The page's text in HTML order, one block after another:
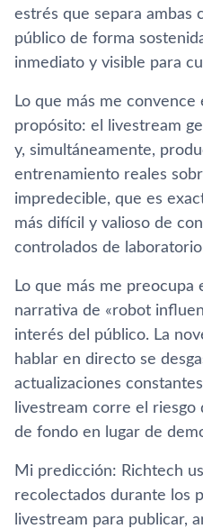
estrés que separa ambas
público de forma
inmediato y visible para
Lo que más me convence
propósito: el livestream
y, simultáneamente,
entrenamiento reales
impredecible, que es
más difícil y valioso de
controlados de
Lo que más me preocupa
narrativa de «robot
interés del público. La
hablar en directo se
actualizaciones
livestream corre el
de fondo en lugar de
Mi predicción: Richtech
recolectados durante los
livestream para publicar,